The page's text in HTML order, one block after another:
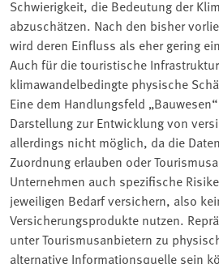
Schwierigkeit, die Bedeutung der
abzuschätzen. Nach den bisher
wird deren Einfluss als eher gering
Auch für die touristische
klimawandelbedingte physische
Eine dem Handlungsfeld
Darstellung zur Entwicklung von
allerdings nicht möglich, da die
Zuordnung erlauben oder
Unternehmen auch spezifische
jeweiligen Bedarf versichern, also
Versicherungsprodukte nutzen.
unter Tourismusanbietern zu
alternative Informationsquelle sein